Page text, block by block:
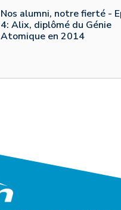
Nos alumni, notre fierté -
4: Alix, diplômé du Génie
Atomique en 2014